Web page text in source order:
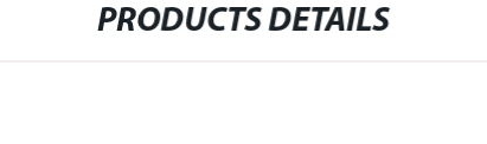
PRODUCTS DETAILS